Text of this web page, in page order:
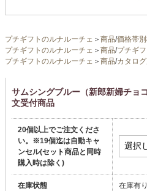
プチギフトのルナルーチェ ＞ 商品/価格帯
プチギフトのルナルーチェ ＞ 商品/プチギフ
プチギフトのルナルーチェ ＞ 商品/カタロ
サムシングブルー（新郎新婦チ
文受付商品
20個以上でご注文くださ
い。※19個迄は自動キャ
ンセル(セット商品と同時
購入時は除く)
在庫状態 在庫有り